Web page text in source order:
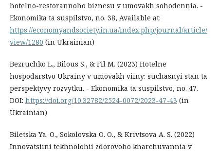
hotelno-restorannoho biznesu v umovakh sohodennia. -
Ekonomika ta suspilstvo, no. 38, Available at:
https://economyandsociety.in.ua/index.php/journal/article/
view/1280 (in Ukrainian)
Bezruchko L., Bilous S., & Fil M. (2023) Hotelne
hospodarstvo Ukrainy v umovakh viiny: suchasnyi stan ta
perspektyvy rozvytku. - Ekonomika ta suspilstvo, no. 47.
DOI: https://doi.org/10.32782/2524-0072/2023-47-43 (in
Ukrainian)
Biletska Ya. O., Sokolovska O. O., & Krivtsova A. S. (2022)
Innovatsiini tekhnolohii zdorovoho kharchuvannia v